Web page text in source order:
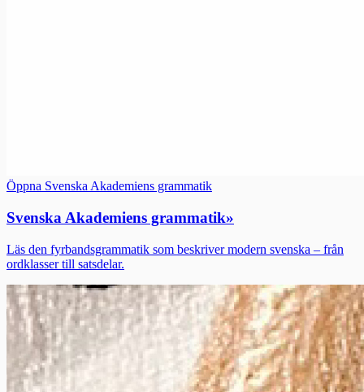
Öppna Svenska Akademiens grammatik
Svenska Akademiens grammatik»
Läs den fyrbandsgrammatik som beskriver modern svenska – från
ordklasser till satsdelar.